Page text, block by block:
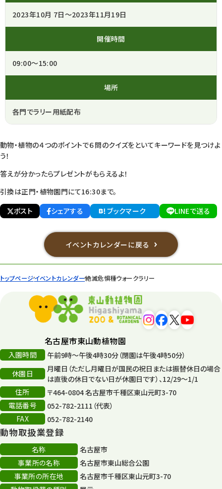
トップページイベントカレンダー絶滅危惧種ウォークラリー
2023年10月 7日～2023年11月19日
開催時間
09:00～15:00
場所
各門でラリー用紙配布
動物・植物の４つのポイントで６問のクイズをといてキーワードを見つけよ
う！
答えが分かったらプレゼントがもらえるよ！
引換は正門・植物園門にて16:30まで。
ポスト
シェアする ブックマーク LINEで送る
イベントカレンダーに戻る
名古屋市東山動植物園
入園時間
午前9時～午後4時30分（閉園は午後4時50分）
休園日
月曜日（ただし月曜日が国民の祝日または振替休日の場合
は直後の休日でない日が休園日です）、12/29～1/1
住所
〒464-0804 名古屋市千種区東山元町3-70
電話番号
052-782-2111（代表）
FAX
052-782-2140
動物取扱業登録
名称
名古屋市
事業所の名称
名古屋市東山総合公園
事業所の所在地
名古屋市千種区東山元町3-70